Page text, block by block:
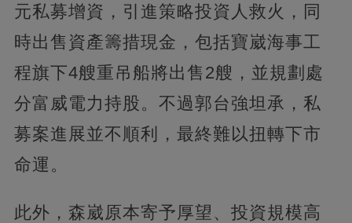
元私募增資，引進策略投資人救火，同
時出售資產籌措現金，包括寶崴海事工
程旗下4艘重吊船將出售2艘，並規劃處
分富威電力持股。不過郭台強坦承，私
募案進展並不順利，最終難以扭轉下市
命運。
此外，森崴原本寄予厚望、投資規模高